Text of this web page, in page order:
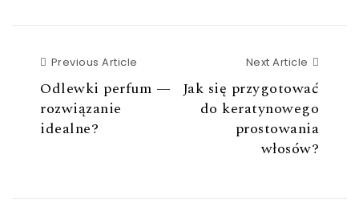
Previous Article
Odlewki perfum —
rozwiązanie
idealne?
Next Article
Jak się przygotować
do keratynowego
prostowania
włosów?